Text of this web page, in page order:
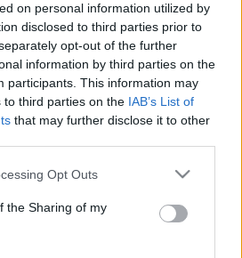
on personal information utilized by
disclosed to third parties prior to
opt-out of the further
information by third parties on the
participants. This information may
to third parties on the IAB’s List of
that may further disclose it to other
Opt Outs
the Sharing of my
im Spiel einloggen.
freuen uns auf Deinen
Forum!
„Zum Spiel“